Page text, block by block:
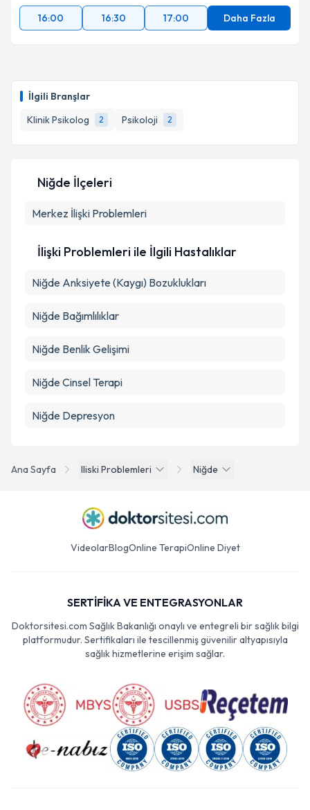
İlgili Branşlar
Klinik Psikolog
2 Psikoloji 2
16:00
16:30 17:00 Daha Fazla
Ana Sayfa Iliski Problemleri Niğde
Niğde İlçeleri
Merkez İlişki Problemleri
İlişki Problemleri ile İlgili Hastalıklar
Niğde Anksiyete (Kaygı) Bozuklukları
Niğde Bağımlılıklar
Niğde Benlik Gelişimi
Niğde Cinsel Terapi
Niğde Depresyon
VideolarBlogOnline TerapiOnline Diyet
SERTİFİKA VE ENTEGRASYONLAR
Doktorsitesi.com Sağlık Bakanlığı onaylı ve entegreli bir sağlık bilgi
platformudur. Sertifikaları ile tescillenmiş güvenilir altyapısıyla
sağlık hizmetlerine erişim sağlar.